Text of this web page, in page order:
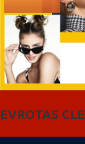
EVROTAS